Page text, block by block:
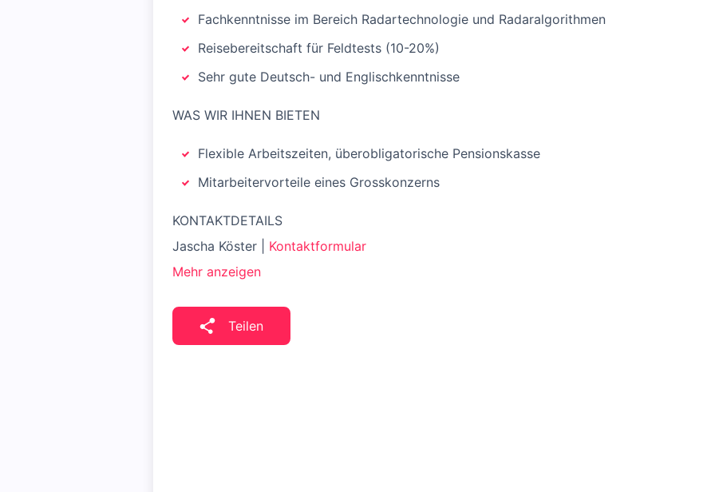
Fachkenntnisse im Bereich Radartechnologie und Radaralgorithmen
Reisebereitschaft für Feldtests (10-20%)
Sehr gute Deutsch- und Englischkenntnisse
WAS WIR IHNEN BIETEN
Flexible Arbeitszeiten, überobligatorische Pensionskasse
Mitarbeitervorteile eines Grosskonzerns
KONTAKTDETAILS
Jascha Köster | Kontaktformular
Mehr anzeigen
Teilen